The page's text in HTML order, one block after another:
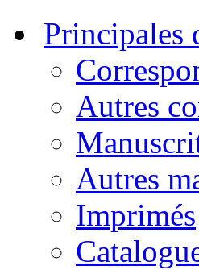
Principales
Autres
Autres
Imprimés